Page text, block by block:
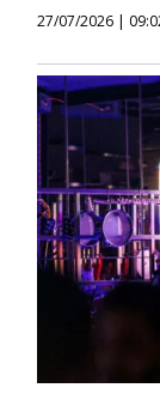
27/07/2026 |